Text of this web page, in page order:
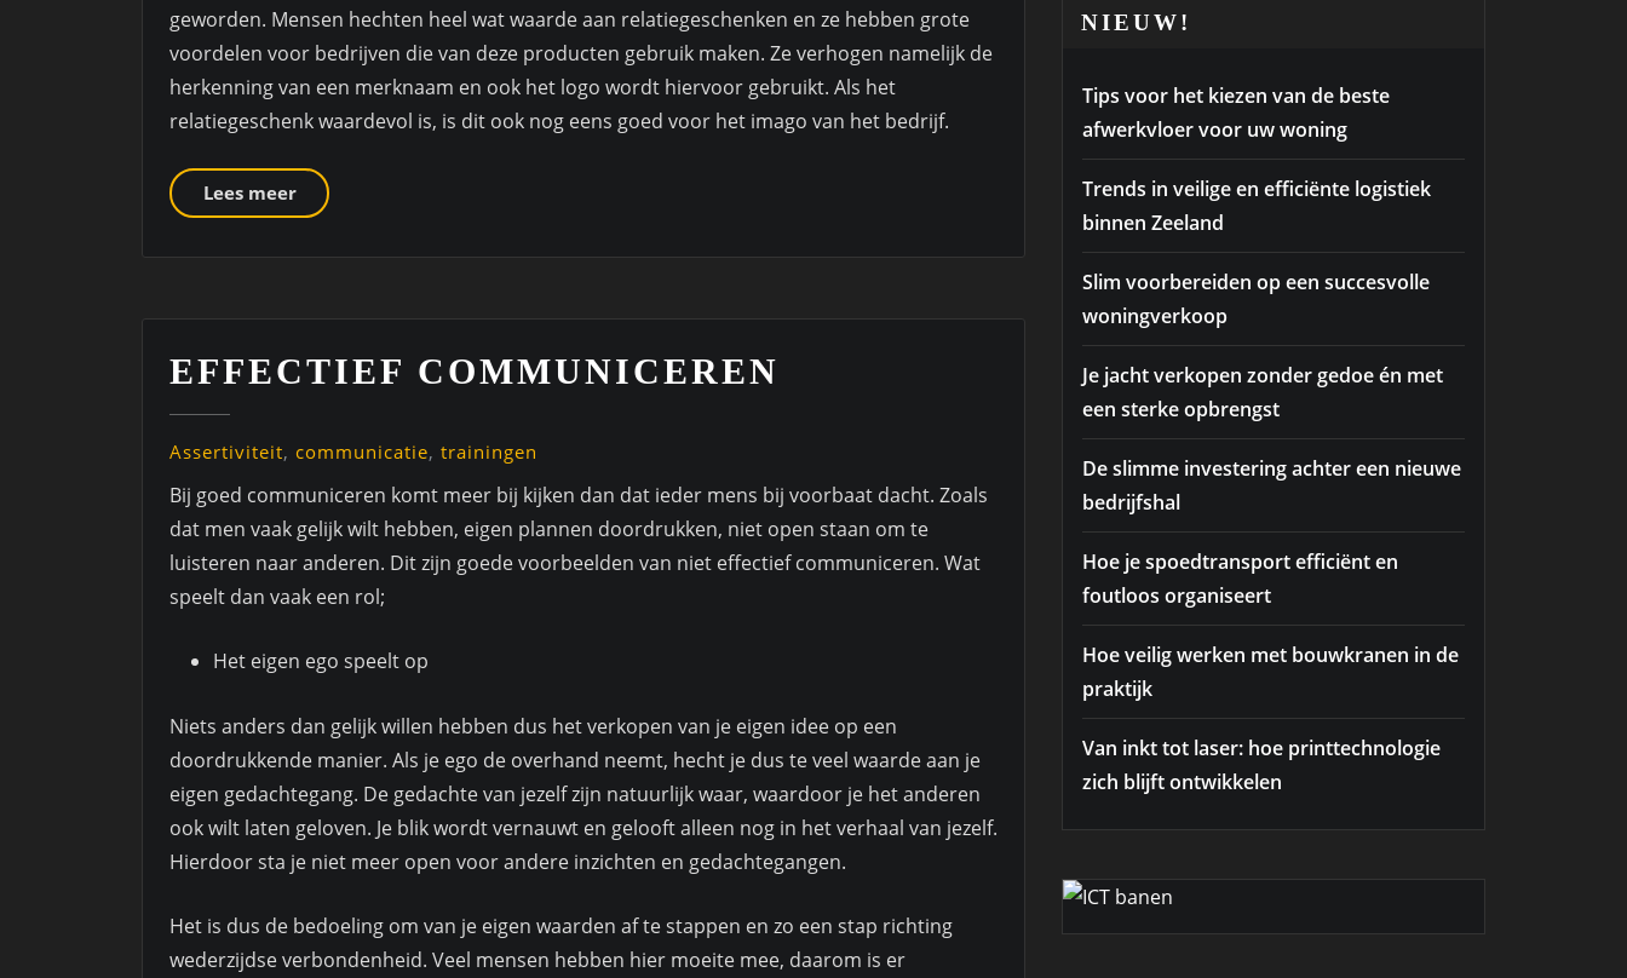
geworden. Mensen hechten heel wat waarde aan relatiegeschenken en ze hebben grote
voordelen voor bedrijven die van deze producten gebruik maken. Ze verhogen namelijk de
herkenning van een merknaam en ook het logo wordt hiervoor gebruikt. Als het
relatiegeschenk waardevol is, is dit ook nog eens goed voor het imago van het bedrijf.
Lees meer
EFFECTIEF COMMUNICEREN
Assertiviteit, communicatie, trainingen
Bij goed communiceren komt meer bij kijken dan dat ieder mens bij voorbaat dacht. Zoals
dat men vaak gelijk wilt hebben, eigen plannen doordrukken, niet open staan om te
luisteren naar anderen. Dit zijn goede voorbeelden van niet effectief communiceren. Wat
speelt dan vaak een rol;
Het eigen ego speelt op
Niets anders dan gelijk willen hebben dus het verkopen van je eigen idee op een
doordrukkende manier. Als je ego de overhand neemt, hecht je dus te veel waarde aan je
eigen gedachtegang. De gedachte van jezelf zijn natuurlijk waar, waardoor je het anderen
ook wilt laten geloven. Je blik wordt vernauwt en gelooft alleen nog in het verhaal van jezelf.
Hierdoor sta je niet meer open voor andere inzichten en gedachtegangen.
Het is dus de bedoeling om van je eigen waarden af te stappen en zo een stap richting
wederzijdse verbondenheid. Veel mensen hebben hier moeite mee, daarom is er
NIEUW!
Tips voor het kiezen van de beste
afwerkvloer voor uw woning
Trends in veilige en efficiënte logistiek
binnen Zeeland
Slim voorbereiden op een succesvolle
woningverkoop
Je jacht verkopen zonder gedoe én met
een sterke opbrengst
De slimme investering achter een nieuwe
bedrijfshal
Hoe je spoedtransport efficiënt en
foutloos organiseert
Hoe veilig werken met bouwkranen in de
praktijk
Van inkt tot laser: hoe printtechnologie
zich blijft ontwikkelen